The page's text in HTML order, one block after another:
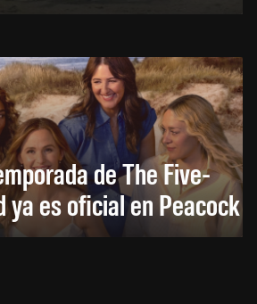
de The Five-
ya es oficial en Peacock